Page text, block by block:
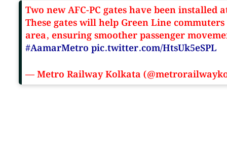
Two new AFC-PC gates have been installed
These gates will help Green Line
area, ensuring smoother passenger
#AamarMetro pic.twitter.com/HtsUk5eSPL
— Metro Railway Kolkata